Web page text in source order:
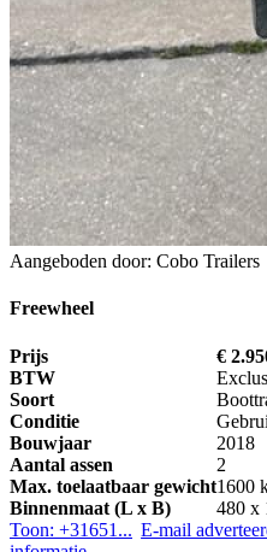
Aangeboden door: Cobo Trailers
Freewheel
Prijs
€
BTW
Soort
Conditie
Bouwjaar
2018
Aantal assen
2
Max. toelaatbaar gewicht1600
Binnenmaat (L x B)
480 x
Toon: +31651... E-mail